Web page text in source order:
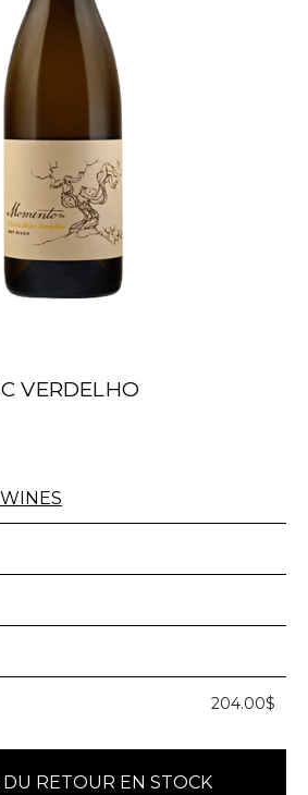
VERDELHO
204.00$
DU RETOUR EN STOCK